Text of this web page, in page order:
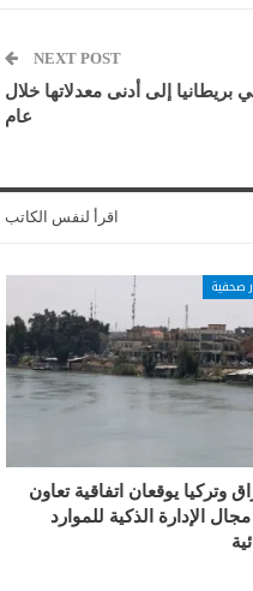
NEXT POST
إلى أدنى معدلاتها خلال
عام
اقرأ لنفس الكاتب
صحفية
وتركيا يوقعان اتفاقية تعاون
الإدارة الذكية للموارد